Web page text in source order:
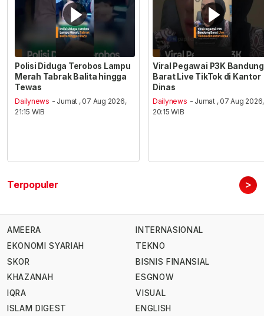
Polisi Diduga Terobos Lampu
Merah Tabrak Balita hingga
Tewas
Dailynews - Jumat , 07 Aug 2026,
21:15 WIB
Viral Pegawai P3K Bandung
Barat Live TikTok di Kantor
Dinas
Dailynews - Jumat , 07 Aug 2026,
20:15 WIB
Terpopuler >
AMEERA
EKONOMI SYARIAH
SKOR
KHAZANAH
IQRA
ISLAM DIGEST
INTERNASIONAL
TEKNO
BISNIS FINANSIAL
ESGNOW
VISUAL
ENGLISH